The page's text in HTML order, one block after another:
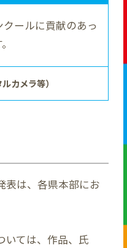
ールに貢献のあっ
カメラ等）
表は、各県本部にお
いては、作品、氏